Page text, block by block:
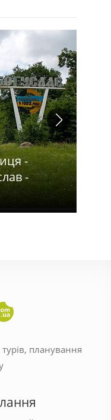
-
-
планування